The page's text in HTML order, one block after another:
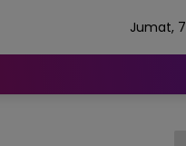
Jumat, 7